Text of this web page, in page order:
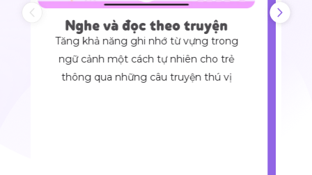
Nghe và đọc theo truyện
Tăng khả năng ghi nhớ từ vựng trong
ngữ cảnh một cách tự nhiên cho trẻ
thông qua những câu truyện thú vị